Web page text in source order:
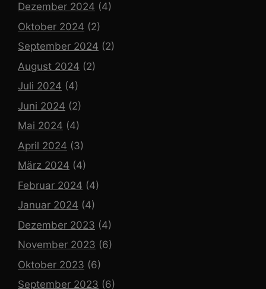
Dezember 2024 (4)
Oktober 2024 (2)
September 2024 (2)
August 2024 (2)
Juli 2024 (4)
Juni 2024 (2)
Mai 2024 (4)
April 2024 (3)
März 2024 (4)
Februar 2024 (4)
Januar 2024 (4)
Dezember 2023 (4)
November 2023 (6)
Oktober 2023 (6)
September 2023 (6)